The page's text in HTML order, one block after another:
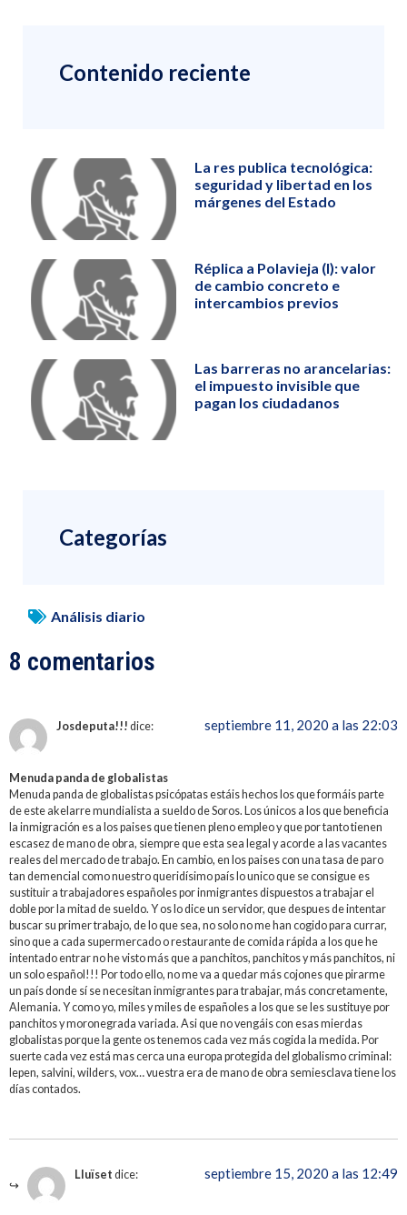
Contenido reciente
La res publica tecnológica:
seguridad y libertad en los
márgenes del Estado
Réplica a Polavieja (I): valor
de cambio concreto e
intercambios previos
Las barreras no arancelarias:
el impuesto invisible que
pagan los ciudadanos
Categorías
Análisis diario
8 comentarios
Josdeputa!!! dice: septiembre 11, 2020 a las 22:03
Menuda panda de globalistas
Menuda panda de globalistas psicópatas estáis hechos los que formáis parte
de este akelarre mundialista a sueldo de Soros. Los únicos a los que beneficia
la inmigración es a los paises que tienen pleno empleo y que por tanto tienen
escasez de mano de obra, siempre que esta sea legal y acorde a las vacantes
reales del mercado de trabajo. En cambio, en los paises con una tasa de paro
tan demencial como nuestro queridísimo país lo unico que se consigue es
sustituir a trabajadores españoles por inmigrantes dispuestos a trabajar el
doble por la mitad de sueldo. Y os lo dice un servidor, que despues de intentar
buscar su primer trabajo, de lo que sea, no solo no me han cogido para currar,
sino que a cada supermercado o restaurante de comida rápida a los que he
intentado entrar no he visto más que a panchitos, panchitos y más panchitos, ni
un solo español!!! Por todo ello, no me va a quedar más cojones que pirarme
un país donde sí se necesitan inmigrantes para trabajar, más concretamente,
Alemania. Y como yo, miles y miles de españoles a los que se les sustituye por
panchitos y moronegrada variada. Asi que no vengáis con esas mierdas
globalistas porque la gente os tenemos cada vez más cogida la medida. Por
suerte cada vez está mas cerca una europa protegida del globalismo criminal:
lepen, salvini, wilders, vox… vuestra era de mano de obra semiesclava tiene los
días contados.
Lluïset dice: septiembre 15, 2020 a las 12:49